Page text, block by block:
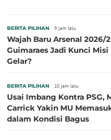
BERITA PILIHAN 9 jam lalu
Wajah Baru Arsenal 2026/
Guimaraes Jadi Kunci
Gelar?
BERITA PILIHAN 10 jam lalu
Usai Imbang Kontra PSG,
Carrick Yakin MU
dalam Kondisi Bagus